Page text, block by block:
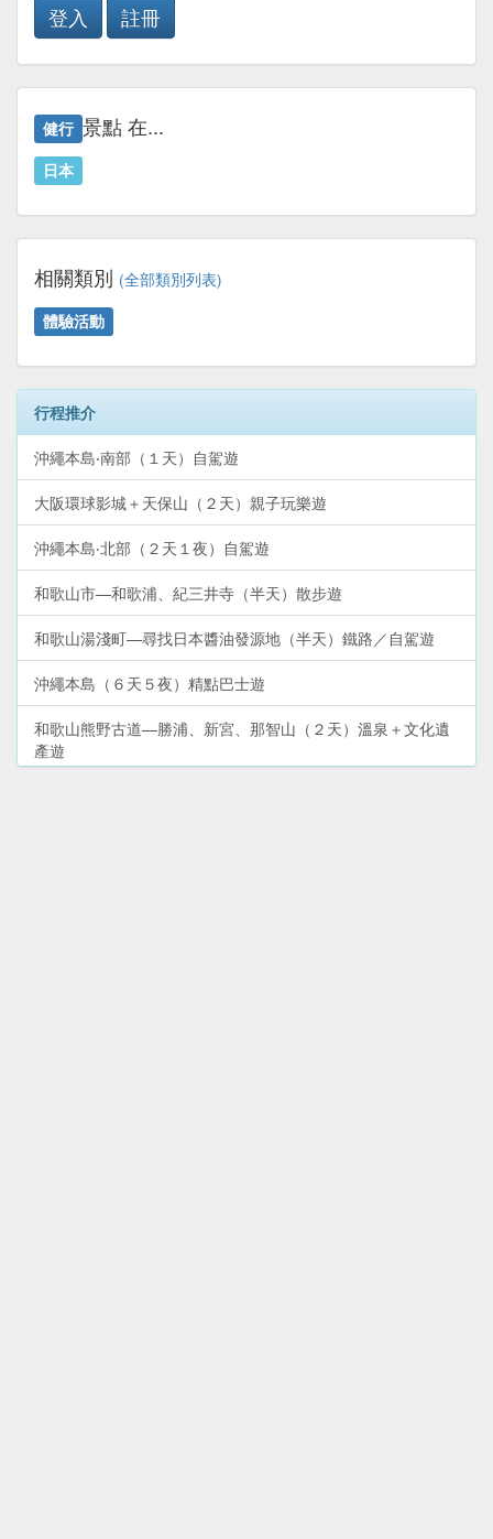
登入
註冊
健行 景點 在...
日本
相關類別 (全部類別列表)
體驗活動
行程推介
沖繩本島‧南部（１天）自駕遊
大阪環球影城＋天保山（２天）親子玩樂遊
沖繩本島‧北部（２天１夜）自駕遊
和歌山市—和歌浦、紀三井寺（半天）散步遊
和歌山湯淺町—尋找日本醬油發源地（半天）鐵路／自駕遊
沖繩本島（６天５夜）精點巴士遊
和歌山熊野古道—勝浦、新宮、那智山（２天）溫泉＋文化遺
產遊